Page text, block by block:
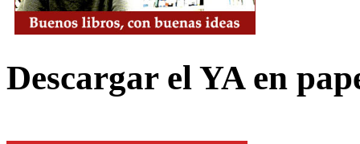
Descargar el YA en